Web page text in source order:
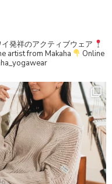
発祥のアクティブウェア
artist from Makaha
Online